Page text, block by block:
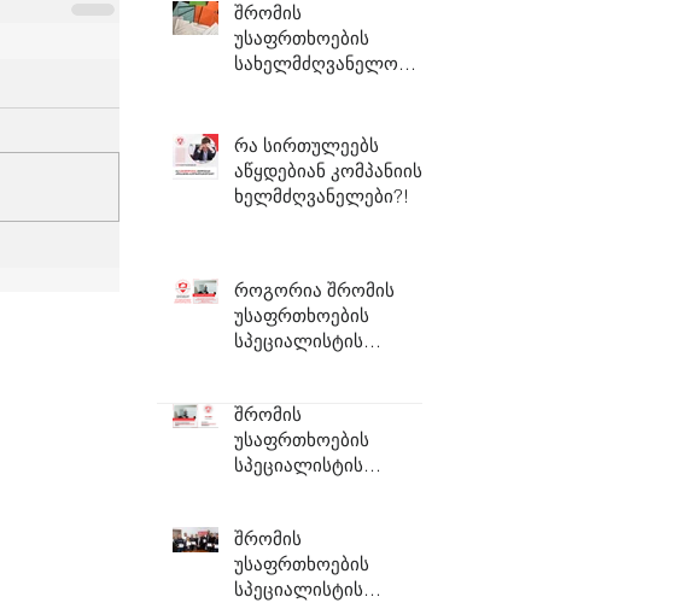
შრომის
უსაფრთხოების
სახელმძღვანელო
რა სირთულეებს
აწყდებიან კომპანიის
ხელმძღვანელები?!
როგორია შრომის
უსაფრთხოების
სპეციალისტის
შრომის
უსაფრთხოების
სპეციალისტის
შრომის
უსაფრთხოების
სპეციალისტის